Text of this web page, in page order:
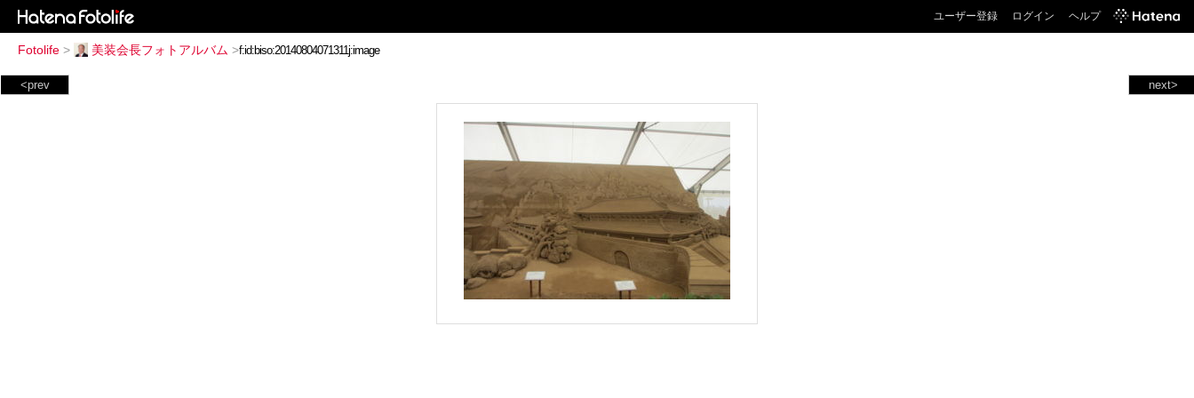
ユーザー登録 ログイン ヘルプ
Fotolife > 美装会長フォトアルバム >
next>
<prev